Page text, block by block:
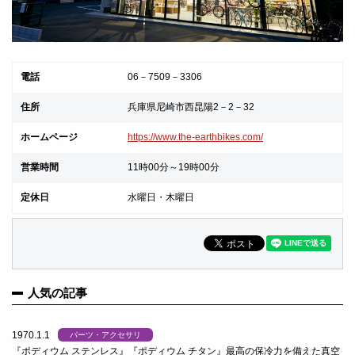
電話 06－7509－3306
住所 兵庫県尼崎市西昆陽2－2－32
ホームページ https://www.the-earthbikes.com/
営業時間 11時00分～19時00分
定休日 水曜日・木曜日
人気の記事
1970.1.1 パーツ・アクセサリ
『ポディウム ステンレス』『ポディウム チタン』最高の保冷力を備えた真空